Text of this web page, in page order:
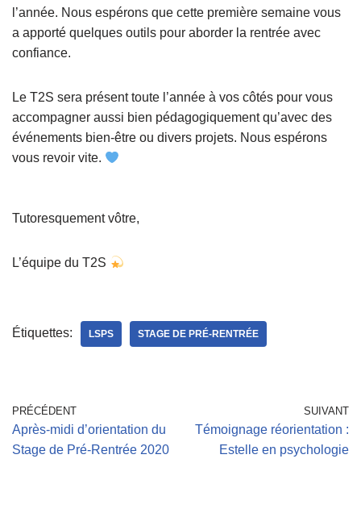
l’année. Nous espérons que cette première semaine vous
a apporté quelques outils pour aborder la rentrée avec
confiance.
Le T2S sera présent toute l’année à vos côtés pour vous
accompagner aussi bien pédagogiquement qu’avec des
événements bien-être ou divers projets. Nous espérons
vous revoir vite.
Tutoresquement vôtre,
L’équipe du T2S
Étiquettes: LSPS STAGE DE PRÉ-RENTRÉE
PRÉCÉDENT
Après-midi d’orientation du
Stage de Pré-Rentrée 2020
SUIVANT
Témoignage réorientation :
Estelle en psychologie